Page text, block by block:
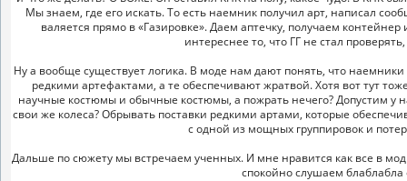
Мы знаем, где его искать. То есть наемник получил арт, написал
валяется прямо в «Газировке». Даем аптечку, получаем
интереснее то, что ГГ не стал
Ну а вообще существует логика. В моде нам дают понять, что
редкими артефактами, а те обеспечивают жратвой. Хотя вот тут
научные костюмы и обычные костюмы, а пожрать нечего? Допустим у
свои же колеса? Обрывать поставки редкими артами, которые
с одной из мощных группировок и
Дальше по сюжету мы встречаем ученных. И мне нравится как все в
спокойно слушаем